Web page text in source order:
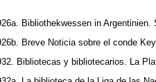
Bibliothekwessen in
Breve Noticia sobre el conde
Bibliotecas y bibliotecarios. La